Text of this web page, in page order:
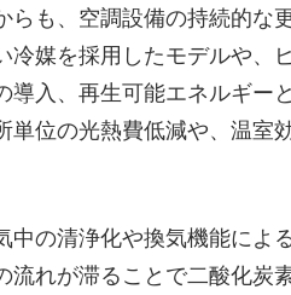
も、空調設備の持続的な
媒を採用したモデルや、
入、再生可能エネルギー
位の光熱費低減や、温室
の清浄化や換気機能によ
れが滞ることで二酸化炭